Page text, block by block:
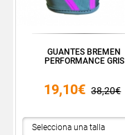
GUANTES BREMEN
PERFORMANCE GRIS
19,10€ 38,20€